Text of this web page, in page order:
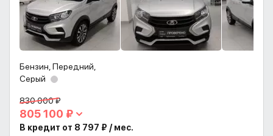
Бензин, Передний,
Серый
830 000 ₽
805 100 ₽
В кредит от 8 797 ₽ / мес.